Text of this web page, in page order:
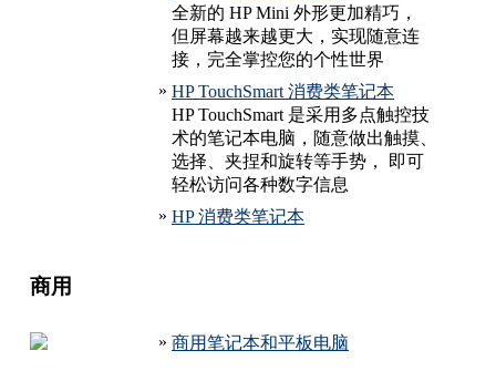
全新的 HP Mini 外形更加精巧，
但屏幕越来越更大，实现随意连
接，完全掌控您的个性世界
» HP TouchSmart 消费类笔记本
HP TouchSmart 是采用多点触控技
术的笔记本电脑，随意做出触摸、
选择、夹捏和旋转等手势， 即可
轻松访问各种数字信息
» HP 消费类笔记本
商用
» 商用笔记本和平板电脑